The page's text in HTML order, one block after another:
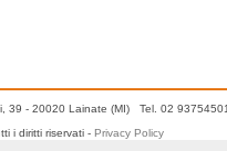
39 - 20020 Lainate (MI) Tel. 02
i diritti riservati - Privacy Policy